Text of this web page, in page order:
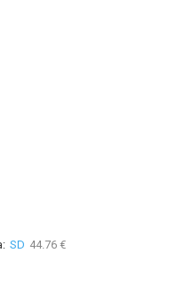
SD 44.76 €